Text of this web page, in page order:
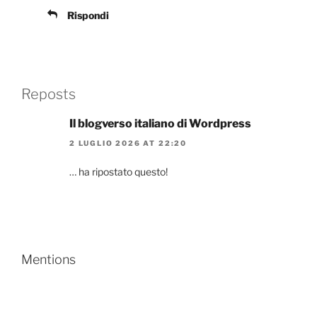
Rispondi
Reposts
Il blogverso italiano di Wordpress
2 LUGLIO 2026 AT 22:20
… ha ripostato questo!
Mentions